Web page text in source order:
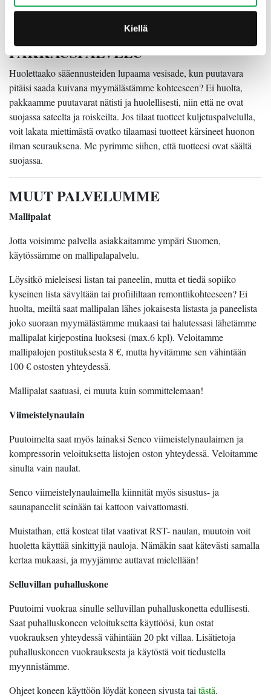
Kiellä
ja neuvovat sinua mielellään sirkkelin käytössä.
PAKKAUSPALVELU
Huolettaako sääennusteiden lupaama vesisade, kun puutavara
pitäisi saada kuivana myymälästämme kohteeseen? Ei huolta,
pakkaamme puutavarat nätisti ja huolellisesti, niin että ne ovat
suojassa sateelta ja roiskeilta. Jos tilaat tuotteet kuljetuspalvelulla,
voit lakata miettimästä ovatko tilaamasi tuotteet kärsineet huonon
ilman seurauksena. Me pyrimme siihen, että tuotteesi ovat säältä
suojassa.
MUUT PALVELUMME
Mallipalat
Jotta voisimme palvella asiakkaitamme ympäri Suomen,
käytössämme on mallipalapalvelu.
Löysitkö mieleisesi listan tai paneelin, mutta et tiedä sopiiko
kyseinen lista sävyltään tai profiililtaan remonttikohteeseen? Ei
huolta, meiltä saat mallipalan lähes jokaisesta listasta ja paneelista
joko suoraan myymälästämme mukaasi tai halutessasi lähetämme
mallipalat kirjepostina luoksesi (max.6 kpl). Veloitamme
mallipalojen postituksesta 8 €, mutta hyvitämme sen vähintään
100 € ostosten yhteydessä.
Mallipalat saatuasi, ei muuta kuin sommittelemaan!
Viimeistelynaulain
Puutoimelta saat myös lainaksi Senco viimeistelynaulaimen ja
kompressorin veloituksetta listojen oston yhteydessä. Veloitamme
sinulta vain naulat.
Senco viimeistelynaulaimella kiinnität myös sisustus- ja
saunapaneelit seinään tai kattoon vaivattomasti.
Muistathan, että kosteat tilat vaativat RST- naulan, muutoin voit
huoletta käyttää sinkittyjä nauloja. Nämäkin saat kätevästi samalla
kertaa mukaasi, ja myyjämme auttavat mielellään!
Selluvillan puhalluskone
Puutoimi vuokraa sinulle selluvillan puhalluskonetta edullisesti.
Saat puhalluskoneen veloituksetta käyttöösi, kun ostat
vuokrauksen yhteydessä vähintään 20 pkt villaa. Lisätietoja
puhalluskoneen vuokrauksesta ja käytöstä voit tiedustella
myynnistämme.
Ohjeet koneen käyttöön löydät koneen sivusta tai tästä.